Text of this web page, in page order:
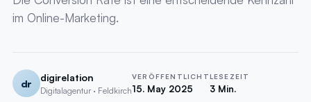
im Online-Marketing.
dr
digirelation
Digitalagentur · Feldkirch
VERÖFFENTLICHT
15. May 2025
LESEZEIT
3 Min.